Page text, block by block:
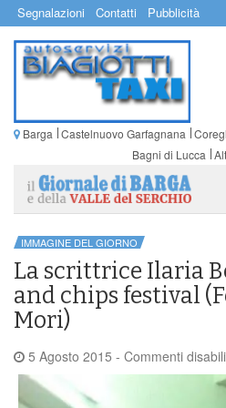
Segnalazioni Contatti Pubblicità
Barga Castelnuovo Garfagnana
Bagni di Lucca
IMMAGINE DEL GIORNO
La scrittrice Ilaria
and chips festival
Mori)
5 Agosto 2015 - Commenti